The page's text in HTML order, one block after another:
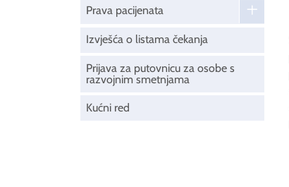
Prava pacijenata
Izvješća o listama čekanja
Prijava za putovnicu za osobe s
razvojnim smetnjama
Kućni red